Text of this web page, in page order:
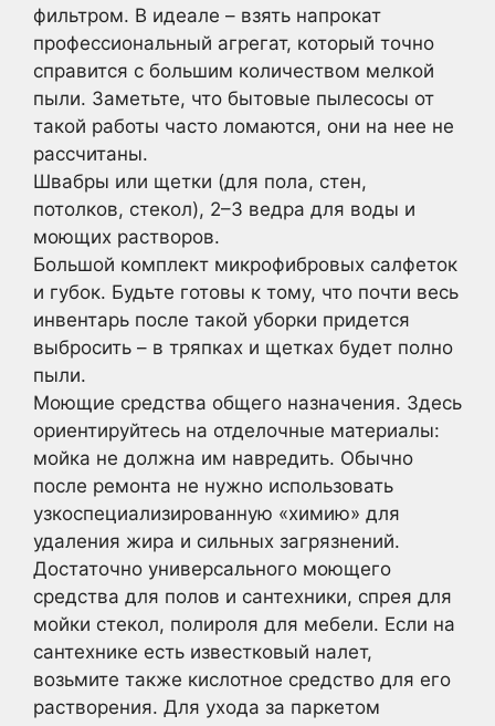
фильтром. В идеале – взять напрокат
профессиональный агрегат, который точно
справится с большим количеством мелкой
пыли. Заметьте, что бытовые пылесосы от
такой работы часто ломаются, они на нее не
рассчитаны.
Швабры или щетки (для пола, стен,
потолков, стекол), 2–3 ведра для воды и
моющих растворов.
Большой комплект микрофибровых салфеток
и губок. Будьте готовы к тому, что почти весь
инвентарь после такой уборки придется
выбросить – в тряпках и щетках будет полно
пыли.
Моющие средства общего назначения. Здесь
ориентируйтесь на отделочные материалы:
мойка не должна им навредить. Обычно
после ремонта не нужно использовать
узкоспециализированную «химию» для
удаления жира и сильных загрязнений.
Достаточно универсального моющего
средства для полов и сантехники, спрея для
мойки стекол, полироля для мебели. Если на
сантехнике есть известковый налет,
возьмите также кислотное средство для его
растворения. Для ухода за паркетом